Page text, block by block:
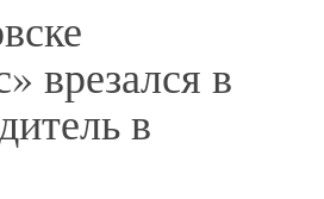
врезался в
в